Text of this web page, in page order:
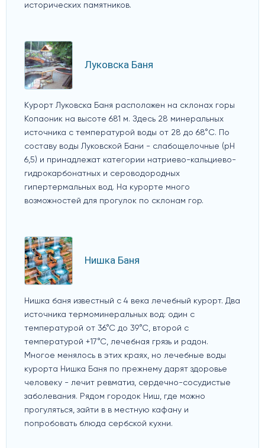
исторических памятников.
Луковска Баня
Курорт Луковска Баня расположен на склонах горы
Копаоник на высоте 681 м. Здесь 28 минеральных
источника с температурой воды от 28 до 68°C. По
составу воды Луковской Бани - слабощелочные (pH
6,5) и принадлежат категории натриево-кальциево-
гидрокарбонатных и сероводородных
гипертермальных вод. На курорте много
возможностей для прогулок по склонам гор.
Нишка Баня
Нишка баня известный с 4 века лечебный курорт. Два
источника термоминеральных вод: один с
температурой от 36°С до 39°С, второй с
температурой +17°С, лечебная грязь и радон.
Многое менялось в этих краях, но лечебные воды
курорта Нишка Баня по прежнему дарят здоровье
человеку - лечит ревматиз, сердечно-сосудистые
заболевания. Рядом городок Ниш, где можно
прогуляться, зайти в в местную кафану и
попробовать блюда сербской кухни.